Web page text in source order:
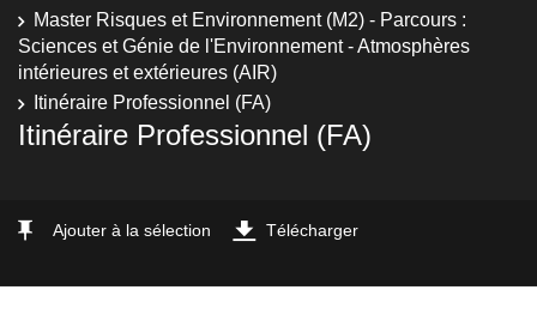
Master Risques et Environnement (M2) - Parcours :
Sciences et Génie de l'Environnement - Atmosphères
intérieures et extérieures (AIR)
Itinéraire Professionnel (FA)
Itinéraire Professionnel (FA)
Ajouter à la sélection Télécharger